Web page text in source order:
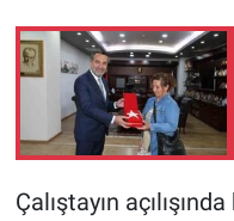
Çalıştayın